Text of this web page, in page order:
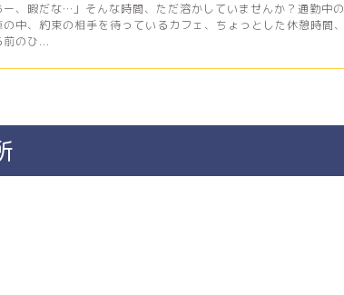
ー、暇だな…」そんな時間、ただ溶かしていませんか？通勤中の
の中、約束の相手を待っているカフェ、ちょっとした休憩時間、
前のひ...